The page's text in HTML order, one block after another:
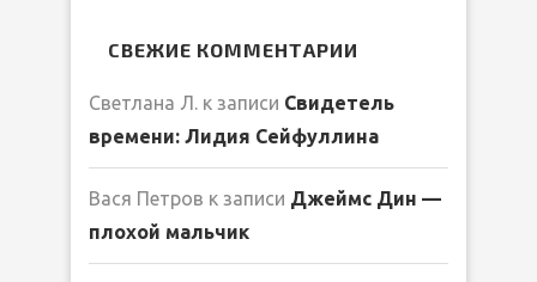
СВЕЖИЕ КОММЕНТАРИИ
Светлана Л. к записи Свидетель
времени: Лидия Сейфуллина
Вася Петров к записи Джеймс Дин —
плохой мальчик